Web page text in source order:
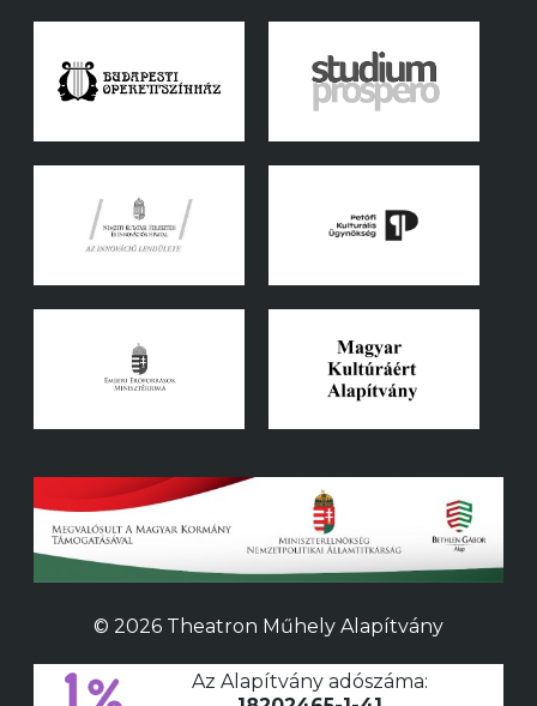
© 2026 Theatron Műhely Alapítvány
Az Alapítvány adószáma: